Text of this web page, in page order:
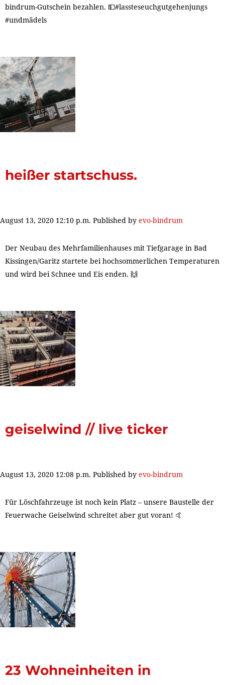
bindrum-Gutschein bezahlen. 💵#lassteseuchgutgehenjungs
#undmädels
heißer startschuss.
August 13, 2020 12:10 p.m. Published by evo-bindrum
Der Neubau des Mehrfamilienhauses mit Tiefgarage in Bad
Kissingen/Garitz startete bei hochsommerlichen Temperaturen
und wird bei Schnee und Eis enden. 🙌
geiselwind // live ticker
August 13, 2020 12:08 p.m. Published by evo-bindrum
Für Löschfahrzeuge ist noch kein Platz – unsere Baustelle der
Feuerwache Geiselwind schreitet aber gut voran! 🤙
23 Wohneinheiten in